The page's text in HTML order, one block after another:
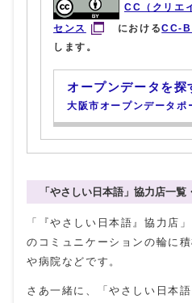
CC（クリエ
センス
におけるCC-
します。
オープンデータを探
大阪市オープンデータポ
「やさしい日本語」協力店一覧
「『やさしい日本語』協力店
のコミュニケーションの輪に
や病院などです。
さあ一緒に、「やさしい日本